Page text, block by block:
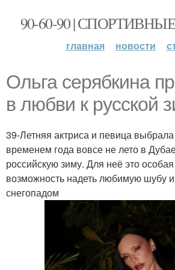
90-60-90 |
главная новости
Ольга серябкина
в любви к русской
39-Летняя актриса и певица
временем года вовсе не лето в
российскую зиму. Для неё это
возможность надеть любимую шубу
снегопадом